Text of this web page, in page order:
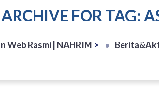
ARCHIVE FOR TAG:
Web Rasmi | NAHRIM >